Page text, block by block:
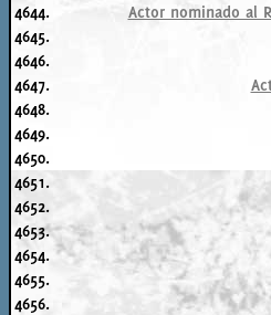
4644.
Actor nominado al
4645.
4646.
4647.
4648.
4649.
4650.
4651.
4652.
4653.
4654.
4655.
4656.